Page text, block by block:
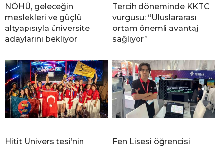
NÖHÜ, geleceğin
meslekleri ve güçlü
altyapısıyla üniversite
adaylarını bekliyor
Tercih döneminde KKTC
vurgusu: “Uluslararası
ortam önemli avantaj
sağlıyor”
Hitit Üniversitesi’nin
Fen Lisesi öğrencisi